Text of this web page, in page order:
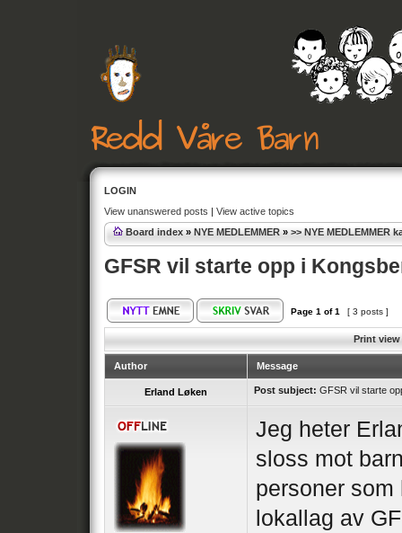
LOGIN
View unanswered posts | View active topics
Board index » NYE MEDLEMMER » >> NYE MEDLEMMER
GFSR vil starte opp i
Page 1 of1 [ 3 posts ]
Print view
Author Message
Erland Løken Post subject: GFSR vil starte
Jeg heter
sloss mot
personer som
lokallag av